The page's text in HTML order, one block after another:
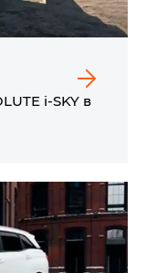
i‑SKY в